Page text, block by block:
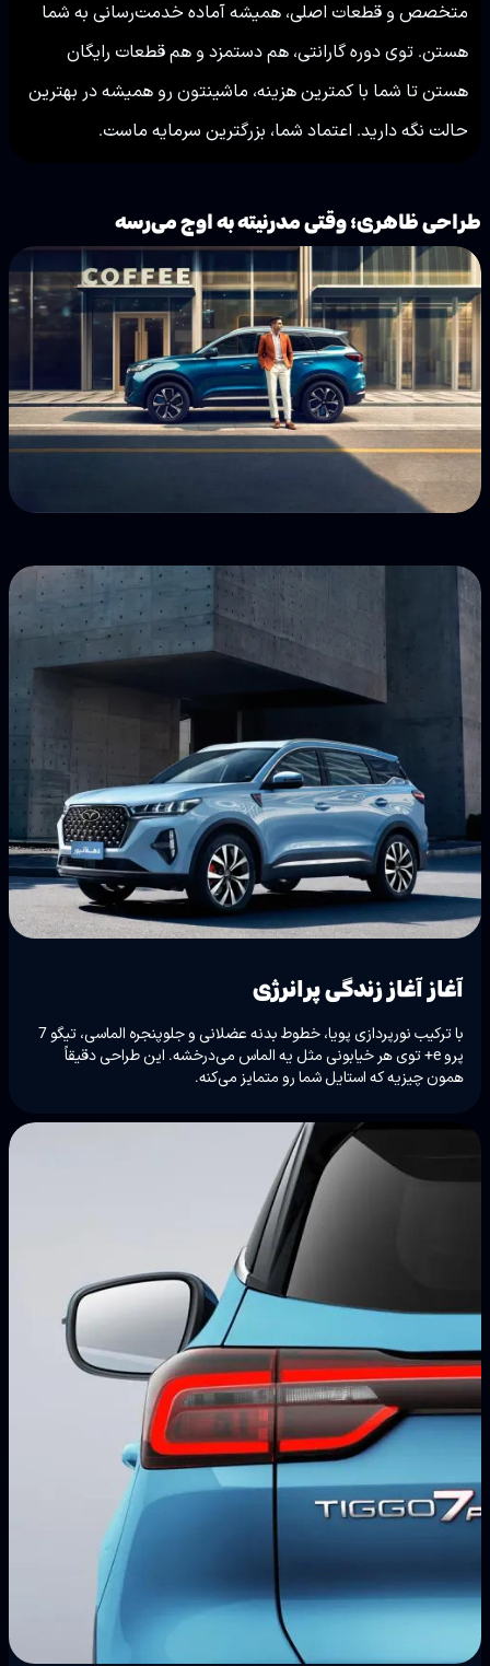
متخصص و قطعات اصلی، همیشه آماده خدمت‌رسانی به شما
هستن. توی دوره گارانتی، هم دستمزد و هم قطعات رایگان
هستن تا شما با کمترین هزینه، ماشینتون رو همیشه در بهترین
حالت نگه دارید. اعتماد شما، بزرگترین سرمایه ماست.
طراحی ظاهری؛ وقتی مدرنیته به اوج می‌رسه
آغاز آغاز زندگی پرانرژی
با ترکیب نورپردازی پویا، خطوط بدنه عضلانی و جلوپنجره الماسی، تیگو 7
پرو e+ توی هر خیابونی مثل یه الماس می‌درخشه. این طراحی دقیقاً
همون چیزیه که استایل شما رو متمایز می‌کنه.